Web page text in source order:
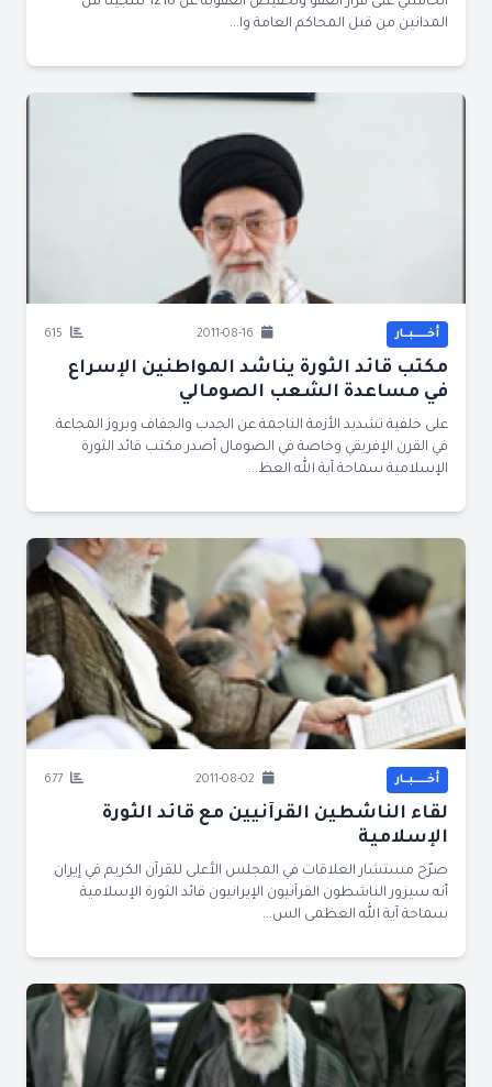
المدانين من قبل المحاكم العامة وا...
أخــــــبــار
مكتب قائد الثورة يناشد المواطنين الإسراع
في مساعدة الشعب الصومالي
على خلفية تشديد الأزمة الناجمة عن الجدب والجفاف وبروز المجاعة
في القرن الإفريقي وخاصة في الصومال أصدر مكتب قائد الثورة
الإسلامية سماحة آية الله العظ...
أخــــــبــار
لقاء الناشطين القرآنيين مع قائد الثورة
الإسلامية
صرّح مستشار العلاقات في المجلس الأعلى للقرآن الكريم في إيران
أنه سيزور الناشطون القرآنيون الإيرانيون قائد الثورة الإسلامية
سماحة آية الله العظمى الس...